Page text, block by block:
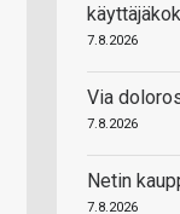
7.8.2026
Via
7.8.2026
Netin
7.8.2026